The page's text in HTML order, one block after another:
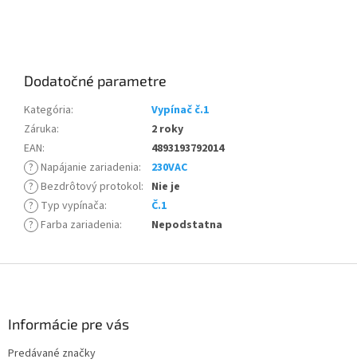
Dodatočné parametre
Kategória:
Vypínač č.1
Záruka:
2 roky
EAN:
4893193792014
? Napájanie zariadenia:
230VAC
? Bezdrôtový protokol: Nie je
? Typ vypínača:
Č.1
? Farba zariadenia: Nepodstatna
Informácie pre vás
Predávané značky